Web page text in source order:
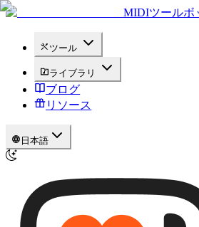
MIDIツールボ
ツール
ライブラリ
ブログ
リソース
日本語